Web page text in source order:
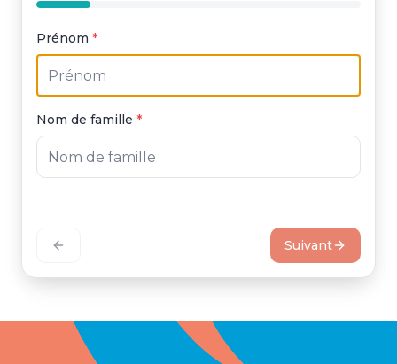
Prénom *
Nom de famille *
Suivant